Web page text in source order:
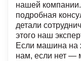
нашей
подробная
детали
этого наш
Если машина на
нам, если нет —